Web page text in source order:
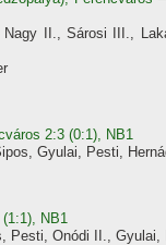
II., Sárosi III.,
2:3 (0:1), NB1
Gyulai, Pesti,
NB1
Pesti, Onódi II., Gyulai,